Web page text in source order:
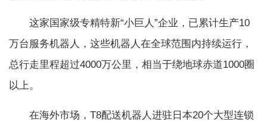
这家国家级专精特新“小巨人”企业，已累计生产10
万台服务机器人，这些机器人在全球范围内持续运行，
总行走里程超过4000万公里，相当于绕地球赤道1000圈
以上。
在海外市场，T8配送机器人进驻日本20个大型连锁